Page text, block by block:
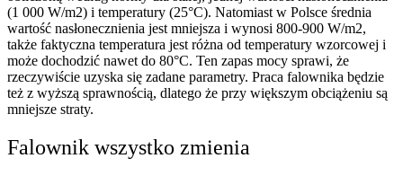
(1 000 W/m2) i temperatury (25°C). Natomiast w Polsce średnia
wartość nasłonecznienia jest mniejsza i wynosi 800-900 W/m2,
także faktyczna temperatura jest różna od temperatury wzorcowej i
może dochodzić nawet do 80°C. Ten zapas mocy sprawi, że
rzeczywiście uzyska się zadane parametry. Praca falownika będzie
też z wyższą sprawnością, dlatego że przy większym obciążeniu są
mniejsze straty.
Falownik wszystko zmienia